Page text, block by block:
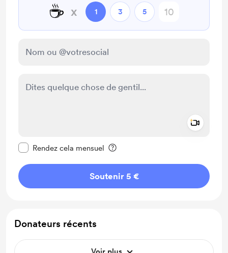
☕ x 1 3 5
Rendez cela mensuel
Soutenir 5 €
Donateurs récents